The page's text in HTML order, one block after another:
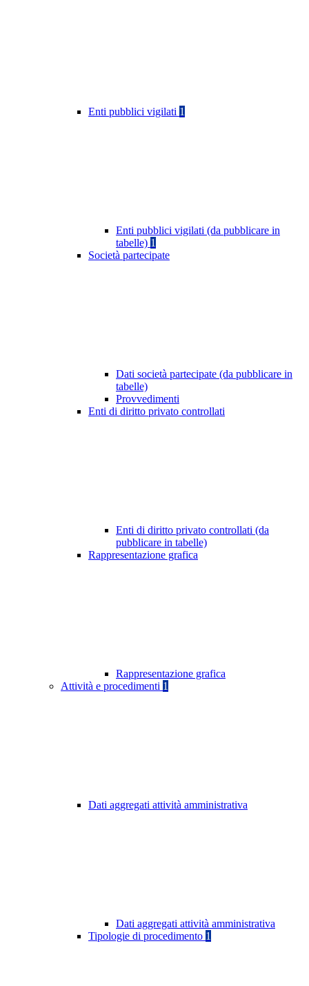
Enti pubblici vigilati 1
Enti pubblici vigilati (da pubblicare in
tabelle) 1
Società partecipate
Dati società partecipate (da pubblicare in
tabelle)
Provvedimenti
Enti di diritto privato controllati
Enti di diritto privato controllati (da
pubblicare in tabelle)
Rappresentazione grafica
Rappresentazione grafica
Attività e procedimenti 1
Dati aggregati attività amministrativa
Dati aggregati attività amministrativa
Tipologie di procedimento 1